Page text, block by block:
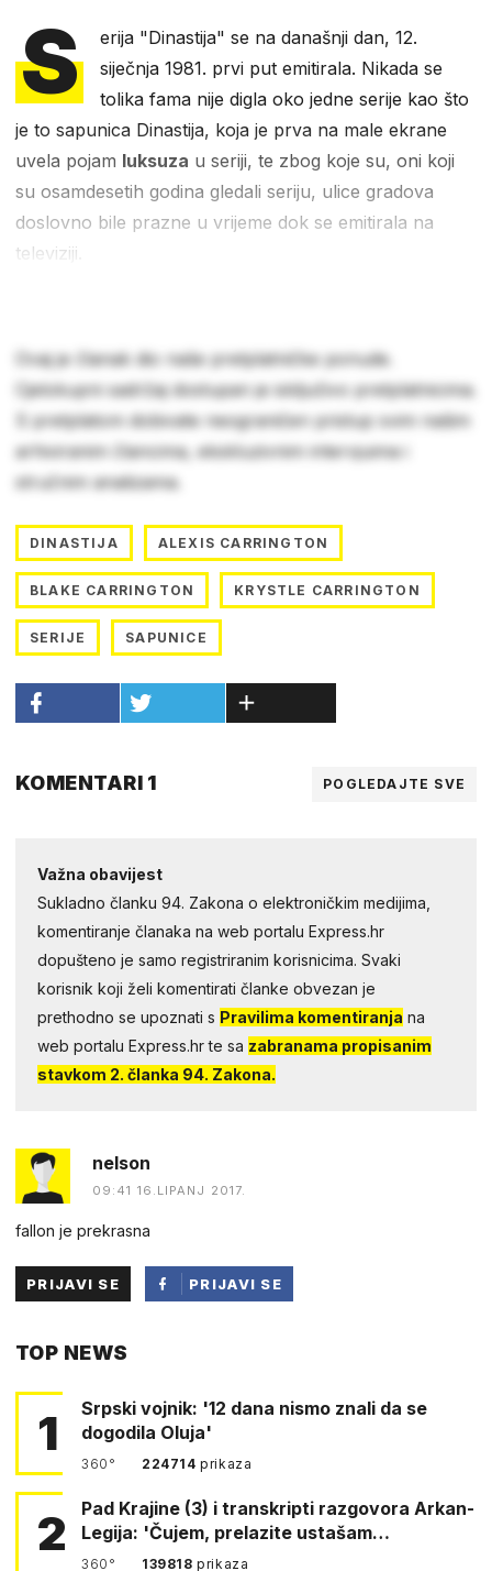
S
erija "Dinastija" se na današnji dan, 12.
siječnja 1981. prvi put emitirala. Nikada se
tolika fama nije digla oko jedne serije kao što
je to sapunica Dinastija, koja je prva na male ekrane
uvela pojam luksuza u seriji, te zbog koje su, oni koji
su osamdesetih godina gledali seriju, ulice gradova
doslovno bile prazne u vrijeme dok se emitirala na
televiziji.
Ovaj je članak dio naše pretplatničke ponude.
Cjelokupni sadržaj dostupan je isključivo pretplatnicima.
S pretplatom dobivate neograničen pristup svim našim
arhiviranim člancima, ekskluzivnim intervjuima i
stručnim analizama.
DINASTIJA ALEXIS CARRINGTON
BLAKE CARRINGTON KRYSTLE CARRINGTON
SERIJE SAPUNICE
KOMENTARI 1 POGLEDAJTE SVE
Važna obavijest
Sukladno članku 94. Zakona o elektroničkim medijima,
komentiranje članaka na web portalu Express.hr
dopušteno je samo registriranim korisnicima. Svaki
korisnik koji želi komentirati članke obvezan je
prethodno se upoznati s Pravilima komentiranja na
web portalu Express.hr te sa zabranama propisanim
stavkom 2. članka 94. Zakona.
nelson
09:41 16.LIPANJ 2017.
fallon je prekrasna
PRIJAVI SE
PRIJAVI SE
TOP NEWS
1
Srpski vojnik: '12 dana nismo znali da se
dogodila Oluja'
360° 224714prikaza
2
Pad Krajine (3) i transkripti razgovora Arkan-
Legija: 'Čujem, prelazite ustašam…
360° 139818prikaza